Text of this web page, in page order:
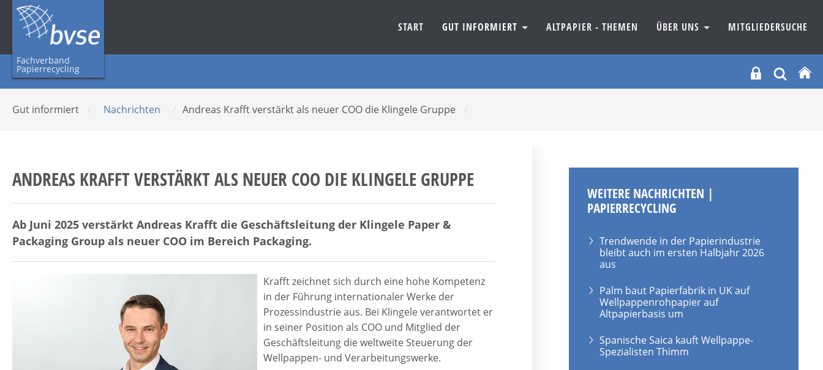
Fachverband
Papierrecycling
START GUT INFORMIERT ALTPAPIER - THEMEN ÜBER UNS MITGLIEDERSUCHE
Gut informiert / Nachrichten / Andreas Krafft verstärkt als neuer COO die Klingele Gruppe /
ANDREAS KRAFFT VERSTÄRKT ALS NEUER COO DIE KLINGELE GRUPPE
Ab Juni 2025 verstärkt Andreas Krafft die Geschäftsleitung der Klingele Paper &
Packaging Group als neuer COO im Bereich Packaging.
Krafft zeichnet sich durch eine hohe Kompetenz
in der Führung internationaler Werke der
Prozessindustrie aus. Bei Klingele verantwortet er
in seiner Position als COO und Mitglied der
Geschäftsleitung die weltweite Steuerung der
Wellpappen- und Verarbeitungswerke.
WEITERE NACHRICHTEN |
PAPIERRECYCLING
Trendwende in der Papierindustrie
bleibt auch im ersten Halbjahr 2026
aus
Palm baut Papierfabrik in UK auf
Wellpappenrohpapier auf
Altpapierbasis um
Spanische Saica kauft Wellpappe-
Spezialisten Thimm